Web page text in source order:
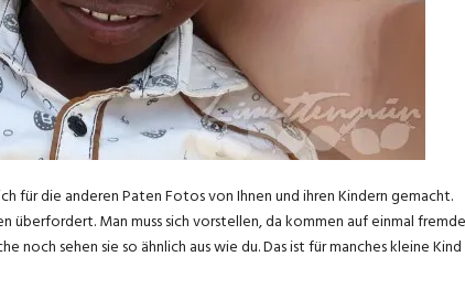
für die anderen Paten Fotos von Ihnen und ihren Kindern gemacht.
überfordert. Man muss sich vorstellen, da kommen auf einmal fremde
noch sehen sie so ähnlich aus wie du. Das ist für manches kleine Kind